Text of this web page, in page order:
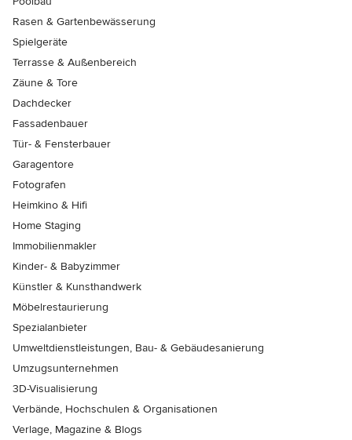
Rasen & Gartenbewässerung
Spielgeräte
Terrasse & Außenbereich
Zäune & Tore
Dachdecker
Fassadenbauer
Tür- & Fensterbauer
Garagentore
Fotografen
Heimkino & Hifi
Home Staging
Immobilienmakler
Kinder- & Babyzimmer
Künstler & Kunsthandwerk
Möbelrestaurierung
Spezialanbieter
Umweltdienstleistungen, Bau- & Gebäudesanierung
Umzugsunternehmen
3D-Visualisierung
Verbände, Hochschulen & Organisationen
Verlage, Magazine & Blogs